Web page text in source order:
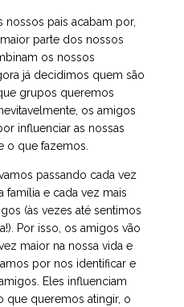
nossos pais acabam por,
parte dos nossos
os nossos
já decidimos quem são
grupos queremos
os amigos
influenciar as nossas
o que fazemos.
passando cada vez
e cada vez mais
(às vezes até sentimos
Por isso, os amigos vão
maior na nossa vida e
por nos identificar e
Eles influenciam
que queremos atingir, o